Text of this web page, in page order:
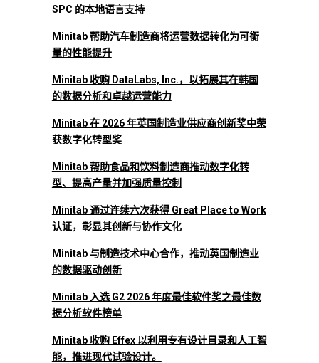
SPC 的本地语言支持
Minitab 帮助汽车制造商将运营数据转化为可衡
量的性能提升
Minitab 收购 DataLabs, Inc.，以拓展其在韩国
的数据分析和卓越运营能力
Minitab 在 2026 年英国制造业供应商创新奖中荣
获数字化转型奖
Minitab 帮助食品和饮料制造商推动数字化转
型、提高产量并加强质量控制
Minitab 通过连续六次获得 Great Place to Work
认证，彰显其创新与协作文化
Minitab 与制造技术中心合作，推动英国制造业
的数据驱动创新
Minitab 入选 G2 2026 年度最佳软件奖之最佳数
据分析软件榜单
Minitab 收购 Effex 以利用专有设计目录和人工智
能，推进现代试验设计。